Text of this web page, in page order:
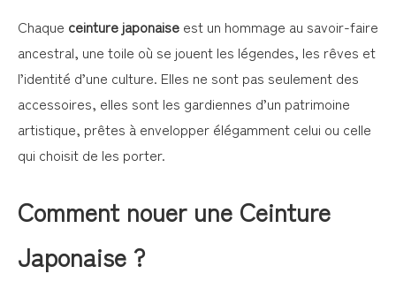
Chaque ceinture japonaise est un hommage au savoir-faire
ancestral, une toile où se jouent les légendes, les rêves et
l’identité d’une culture. Elles ne sont pas seulement des
accessoires, elles sont les gardiennes d’un patrimoine
artistique, prêtes à envelopper élégamment celui ou celle
qui choisit de les porter.
Comment nouer une Ceinture
Japonaise ?